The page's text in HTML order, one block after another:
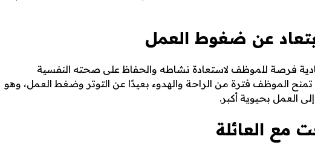
فرصة للموظف لاستعادة نشاطه والحفاظ على صحته النفسية
تمنح الموظف فترة من الراحة والهدوء بعيدًا عن التوتر وضغط العمل، وهو
العمل بحيوية أكبر.